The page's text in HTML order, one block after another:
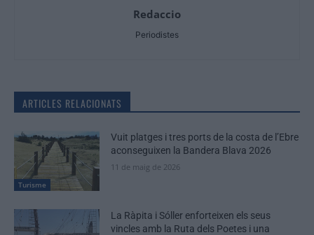
Redaccio
Periodistes
ARTICLES RELACIONATS
Turisme
Vuit platges i tres ports de la costa de l’Ebre
aconseguixen la Bandera Blava 2026
11 de maig de 2026
La Ràpita i Sóller enforteixen els seus
vincles amb la Ruta dels Poetes i una